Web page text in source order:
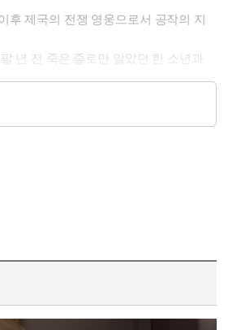
후 제국의 전쟁 영웅으로서 공작의 지
년 전 죽은 줄로만 알았던 한 소년과